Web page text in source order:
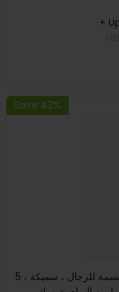
+
Save 43%
5 أزواج من جوارب الرياضة طويلة الأصابع المنقسمة للرجال ، سميكة ،